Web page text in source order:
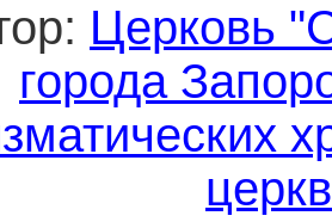
Церковь
города